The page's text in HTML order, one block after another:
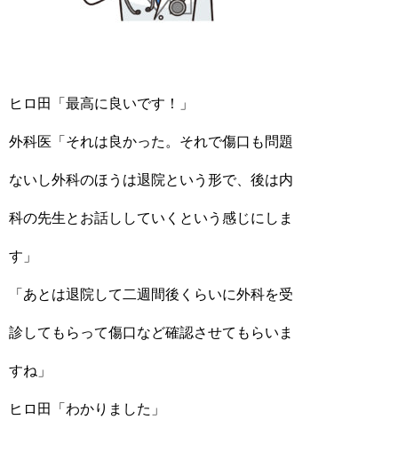
ヒロ田「最高に良いです！」
外科医「それは良かった。それで傷口も問題
ないし外科のほうは退院という形で、後は内
科の先生とお話ししていくという感じにしま
す」
「あとは退院して二週間後くらいに外科を受
診してもらって傷口など確認させてもらいま
すね」
ヒロ田「わかりました」